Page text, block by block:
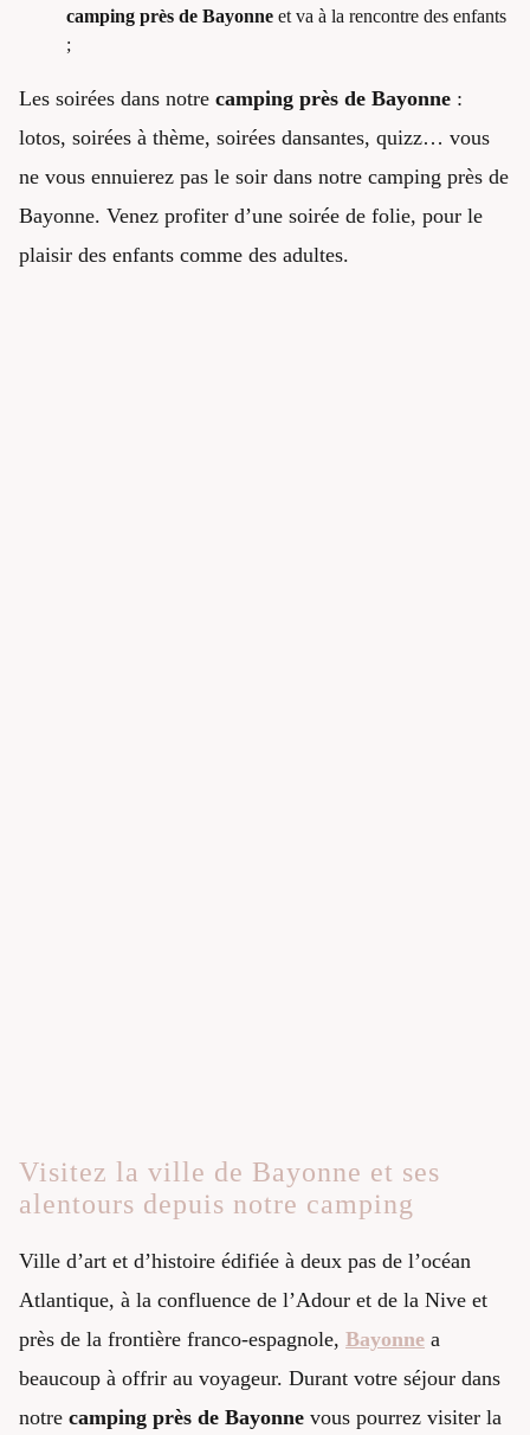
camping près de Bayonne et va à la rencontre des enfants
;
Les soirées dans notre camping près de Bayonne :
lotos, soirées à thème, soirées dansantes, quizz… vous
ne vous ennuierez pas le soir dans notre camping près de
Bayonne. Venez profiter d’une soirée de folie, pour le
plaisir des enfants comme des adultes.
Visitez la ville de Bayonne et ses
alentours depuis notre camping
Ville d’art et d’histoire édifiée à deux pas de l’océan
Atlantique, à la confluence de l’Adour et de la Nive et
près de la frontière franco-espagnole, Bayonne a
beaucoup à offrir au voyageur. Durant votre séjour dans
notre camping près de Bayonne vous pourrez visiter la